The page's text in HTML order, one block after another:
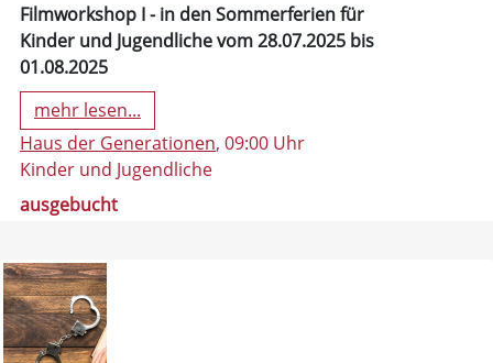
Filmworkshop I - in den Sommerferien für
Kinder und Jugendliche vom 28.07.2025 bis
01.08.2025
mehr lesen...
Haus der Generationen, 09:00 Uhr
Kinder und Jugendliche
ausgebucht